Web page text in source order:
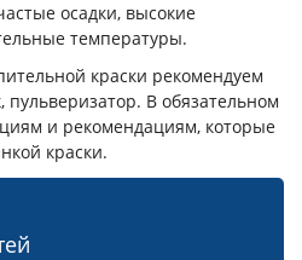
осадки, высокие
температуры.
краски рекомендуем
пульверизатор. В обязательном
и рекомендациям, которые
краски.